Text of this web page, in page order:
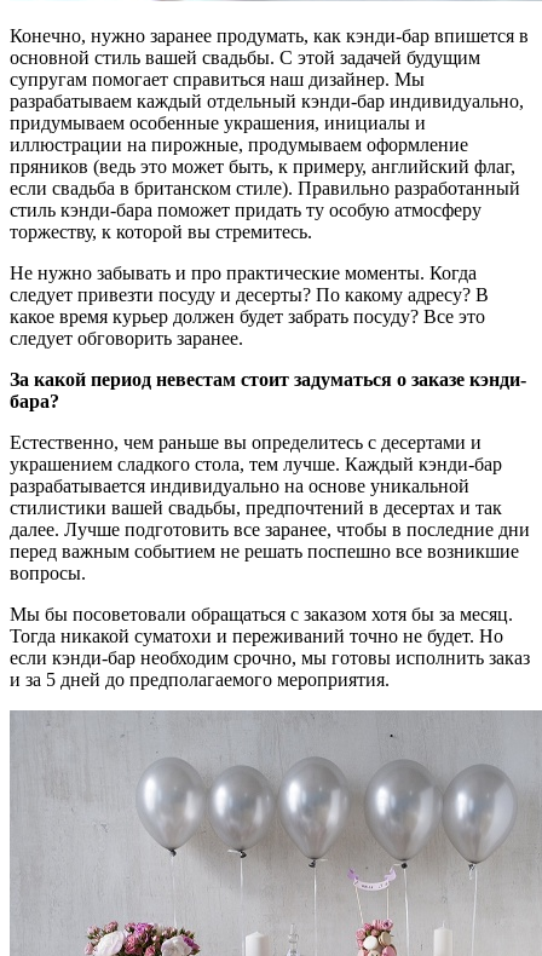
Конечно, нужно заранее продумать, как кэнди-бар впишется в
основной стиль вашей свадьбы. С этой задачей будущим
супругам помогает справиться наш дизайнер. Мы
разрабатываем каждый отдельный кэнди-бар индивидуально,
придумываем особенные украшения, инициалы и
иллюстрации на пирожные, продумываем оформление
пряников (ведь это может быть, к примеру, английский флаг,
если свадьба в британском стиле). Правильно разработанный
стиль кэнди-бара поможет придать ту особую атмосферу
торжеству, к которой вы стремитесь.
Не нужно забывать и про практические моменты. Когда
следует привезти посуду и десерты? По какому адресу? В
какое время курьер должен будет забрать посуду? Все это
следует обговорить заранее.
За какой период невестам стоит задуматься о заказе кэнди-
бара?
Естественно, чем раньше вы определитесь с десертами и
украшением сладкого стола, тем лучше. Каждый кэнди-бар
разрабатывается индивидуально на основе уникальной
стилистики вашей свадьбы, предпочтений в десертах и так
далее. Лучше подготовить все заранее, чтобы в последние дни
перед важным событием не решать поспешно все возникшие
вопросы.
Мы бы посоветовали обращаться с заказом хотя бы за месяц.
Тогда никакой суматохи и переживаний точно не будет. Но
если кэнди-бар необходим срочно, мы готовы исполнить заказ
и за 5 дней до предполагаемого мероприятия.